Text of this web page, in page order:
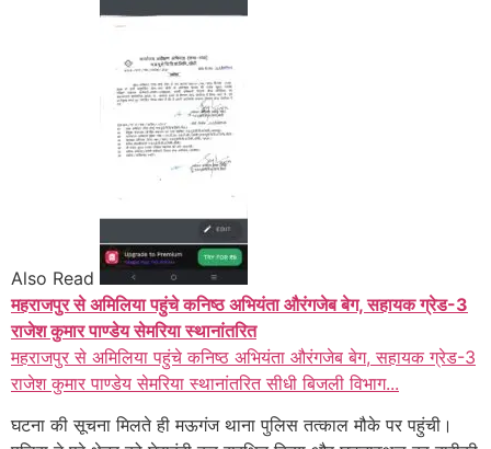
Also Read
महराजपुर से अमिलिया पहुंचे कनिष्ठ अभियंता औरंगजेब बेग, सहायक ग्रेड-3
राजेश कुमार पाण्डेय सेमरिया स्थानांतरित
महराजपुर से अमिलिया पहुंचे कनिष्ठ अभियंता औरंगजेब बेग, सहायक ग्रेड-3
राजेश कुमार पाण्डेय सेमरिया स्थानांतरित सीधी बिजली विभाग...
घटना की सूचना मिलते ही मऊगंज थाना पुलिस तत्काल मौके पर पहुंची।